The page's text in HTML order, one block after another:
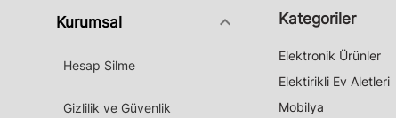
Kurumsal keyboard_arrow_down
Hesap Silme
Gizlilik ve Güvenlik
Kategoriler
Elektronik Ürünler
Elektirikli Ev Aletleri
Mobilya